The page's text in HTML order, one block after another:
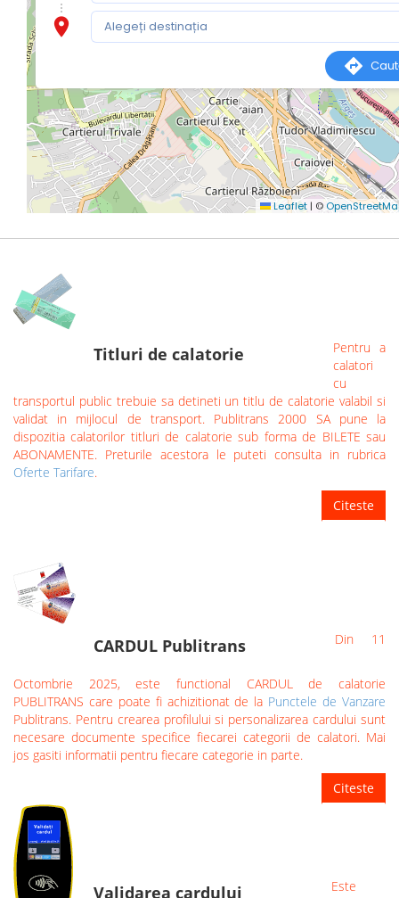
Titluri de calatorie
Pentru a
calatori
cu
transportul public trebuie sa detineti un titlu de calatorie valabil si
validat in mijlocul de transport. Publitrans 2000 SA pune la
dispozitia calatorilor titluri de calatorie sub forma de BILETE sau
ABONAMENTE. Preturile acestora le puteti consulta in rubrica
Oferte Tarifare.
Citeste
CARDUL Publitrans Din 11
Octombrie 2025, este functional CARDUL de calatorie
PUBLITRANS care poate fi achizitionat de la Punctele de Vanzare
Publitrans. Pentru crearea profilului si personalizarea cardului sunt
necesare documente specifice fiecarei categorii de calatori. Mai
jos gasiti informatii pentru fiecare categorie in parte.
Citeste
Validarea cardului Este